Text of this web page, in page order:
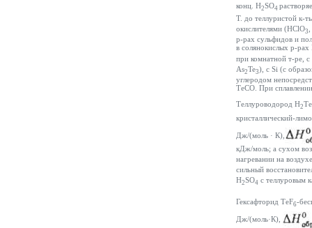
конц. H2SO4
Т. до теллуристой к-
окислителями (HСlО3
р-рах сульфидов и
в солянокислых р-
при комнатной т-ре, с
As2Te3), с Si (с
углеродом
ТеСО. При
Теллуроводород Н2
кристаллический-
Дж/(моль · К),
кДж/моль; а сухом
нагревании на
сильный
H2SO4 с теллуровым
Гексафторид ТеF6-
Дж/(моль·К),